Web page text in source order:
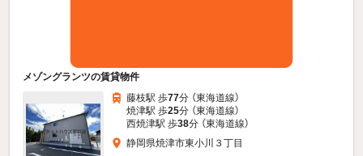
メゾングランツの賃貸物件
藤枝駅 歩77分 （東海道線）
焼津駅 歩25分 （東海道線）
西焼津駅 歩38分 （東海道線）
静岡県焼津市東小川３丁目